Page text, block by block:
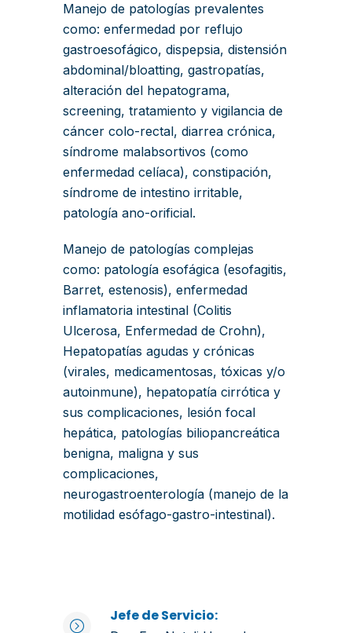
Manejo de patologías prevalentes
como: enfermedad por reflujo
gastroesofágico, dispepsia, distensión
abdominal/bloatting, gastropatías,
alteración del hepatograma,
screening, tratamiento y vigilancia de
cáncer colo-rectal, diarrea crónica,
síndrome malabsortivos (como
enfermedad celíaca), constipación,
síndrome de intestino irritable,
patología ano-orificial.
Manejo de patologías complejas
como: patología esofágica (esofagitis,
Barret, estenosis), enfermedad
inflamatoria intestinal (Colitis
Ulcerosa, Enfermedad de Crohn),
Hepatopatías agudas y crónicas
(virales, medicamentosas, tóxicas y/o
autoinmune), hepatopatía cirrótica y
sus complicaciones, lesión focal
hepática, patologías biliopancreática
benigna, maligna y sus
complicaciones,
neurogastroenterología (manejo de la
motilidad esófago-gastro-intestinal).
Jefe de Servicio: